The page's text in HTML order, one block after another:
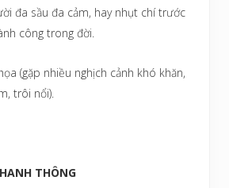
đa sầu đa cảm, hay nhụt chí trước
công trong đời.
(gặp nhiều nghịch cảnh khó khăn,
trôi nổi).
THÔNG